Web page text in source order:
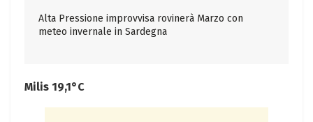
Alta Pressione improvvisa rovinerà Marzo con
meteo invernale in Sardegna
Milis 19,1°C